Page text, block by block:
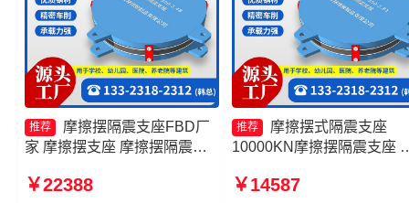
推荐
摩擦摆隔震支座FBD厂
家 摩擦摆支座 摩擦摆隔震支
厂家 摩擦摆隔震支座厂家
￥22388
推荐
摩擦摆式隔震支座
10000KN摩擦摆隔震支座
400-4.11 FPS隔震支座厂家
￥14587